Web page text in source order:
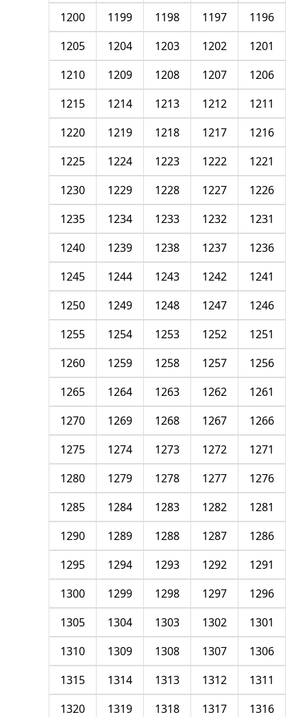
1196
1197
1198
1199
1200
1201
1202
1203
1204
1205
1206
1207
1208
1209
1210
1211
1212
1213
1214
1215
1216
1217
1218
1219
1220
1221
1222
1223
1224
1225
1226
1227
1228
1229
1230
1231
1232
1233
1234
1235
1236
1237
1238
1239
1240
1241
1242
1243
1244
1245
1246
1247
1248
1249
1250
1251
1252
1253
1254
1255
1256
1257
1258
1259
1260
1261
1262
1263
1264
1265
1266
1267
1268
1269
1270
1271
1272
1273
1274
1275
1276
1277
1278
1279
1280
1281
1282
1283
1284
1285
1286
1287
1288
1289
1290
1291
1292
1293
1294
1295
1296
1297
1298
1299
1300
1301
1302
1303
1304
1305
1306
1307
1308
1309
1310
1311
1312
1313
1314
1315
1316
1317
1318
1319
1320